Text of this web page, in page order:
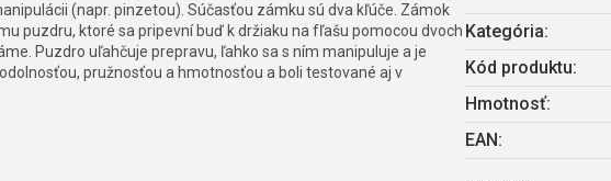
(napr. pinzetou). Súčasťou zámku sú dva kľúče. Zámok
puzdru, ktoré sa pripevní buď k držiaku na fľašu pomocou dvoch
Puzdro uľahčuje prepravu, ľahko sa s ním manipuluje a je
pružnosťou a hmotnosťou a boli testované aj v
Kategória:
Kód produktu:
Hmotnosť:
EAN :